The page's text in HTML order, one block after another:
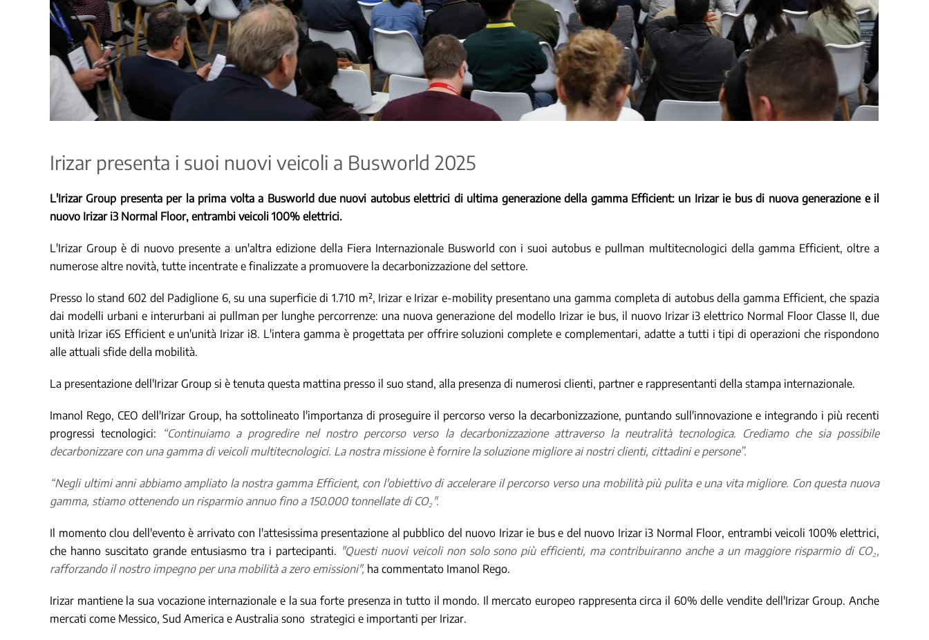
Irizar presenta i suoi nuovi veicoli a Busworld 2025
L'Irizar Group presenta per la prima volta a Busworld due nuovi autobus elettrici di ultima generazione della gamma Efficient: un Irizar ie bus di nuova generazione e il
nuovo Irizar i3 Normal Floor, entrambi veicoli 100% elettrici.
L'Irizar Group è di nuovo presente a un'altra edizione della Fiera Internazionale Busworld con i suoi autobus e pullman multitecnologici della gamma Efficient, oltre a
numerose altre novità, tutte incentrate e finalizzate a promuovere la decarbonizzazione del settore.
Presso lo stand 602 del Padiglione 6, su una superficie di 1.710 m², Irizar e Irizar e-mobility presentano una gamma completa di autobus della gamma Efficient, che spazia
dai modelli urbani e interurbani ai pullman per lunghe percorrenze: una nuova generazione del modello Irizar ie bus, il nuovo Irizar i3 elettrico Normal Floor Classe II, due
unità Irizar i6S Efficient e un'unità Irizar i8. L'intera gamma è progettata per offrire soluzioni complete e complementari, adatte a tutti i tipi di operazioni che rispondono
alle attuali sfide della mobilità.
La presentazione dell'Irizar Group si è tenuta questa mattina presso il suo stand, alla presenza di numerosi clienti, partner e rappresentanti della stampa internazionale.
Imanol Rego, CEO dell'Irizar Group, ha sottolineato l'importanza di proseguire il percorso verso la decarbonizzazione, puntando sull'innovazione e integrando i più recenti
progressi tecnologici:
“Continuiamo a progredire nel nostro percorso verso la decarbonizzazione attraverso la neutralità tecnologica. Crediamo che sia possibile
decarbonizzare con una gamma di veicoli multitecnologici. La nostra missione è fornire la soluzione migliore ai nostri clienti, cittadini e persone”.
“Negli ultimi anni abbiamo ampliato la nostra gamma Efficient, con l'obiettivo di accelerare il percorso verso una mobilità più pulita e una vita migliore. Con questa nuova
gamma, stiamo ottenendo un risparmio annuo fino a 150.000 tonnellate di CO₂".
Il momento clou dell'evento è arrivato con l'attesissima presentazione al pubblico del nuovo Irizar ie bus e del nuovo Irizar i3 Normal Floor, entrambi veicoli 100% elettrici,
che hanno suscitato grande entusiasmo tra i partecipanti. "Questi nuovi veicoli non solo sono più efficienti, ma contribuiranno anche a un maggiore risparmio di CO₂,
rafforzando il nostro impegno per una mobilità a zero emissioni", ha commentato Imanol Rego.
Irizar mantiene la sua vocazione internazionale e la sua forte presenza in tutto il mondo. Il mercato europeo rappresenta circa il 60% delle vendite dell'Irizar Group. Anche
mercati come Messico, Sud America e Australia sono strategici e importanti per Irizar.